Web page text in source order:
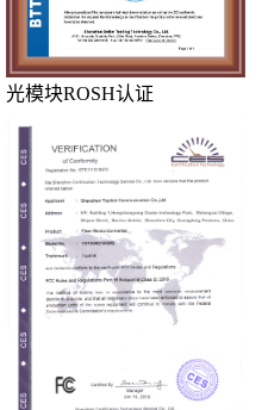
光模块ROSH认证